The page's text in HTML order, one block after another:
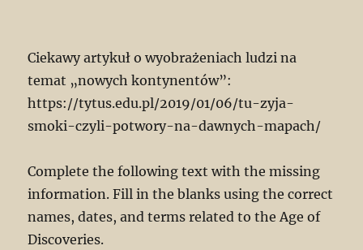
Ciekawy artykuł o wyobrażeniach ludzi na
temat „nowych kontynentów”:
https://tytus.edu.pl/2019/01/06/tu-zyja-
smoki-czyli-potwory-na-dawnych-mapach/
Complete the following text with the missing
information. Fill in the blanks using the correct
names, dates, and terms related to the Age of
Discoveries.